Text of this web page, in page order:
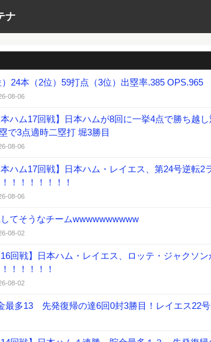
ナ
24本（2位）59打点（3位）出塁率.385 OPS.965
08-06
本ハム17回戦】日本ハムが8回に一挙4点で勝ち越
で3点適時二塁打 堀3勝目
08-06
本ハム17回戦】日本ハム・レイエス、第24号逆転2
！！！！！！！
08-06
てそうなチームwwwwwwwwww
08-02
16回戦】日本ハム・レイエス、ロッテ・ジャクソ
！！！！！
08-02
最多13 先発復帰の達6回0封3勝目！レイエス22